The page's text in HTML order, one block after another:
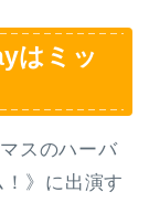
はミッ
スのハーバ
》に出演す